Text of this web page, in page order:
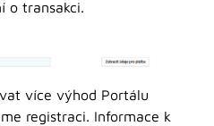
o transakci.
více výhod Portálu
registraci. Informace k